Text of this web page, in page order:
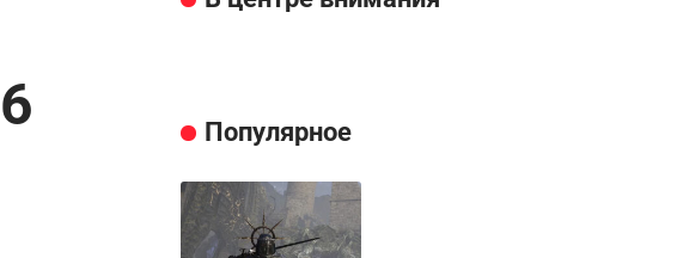
Популярное